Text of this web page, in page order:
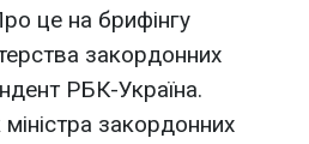
це на брифінгу
закордонних
РБК-Україна.
закордонних